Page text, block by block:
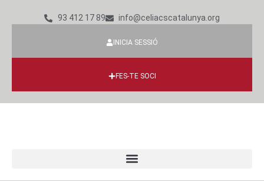
93 412 17 89 info@celiacscatalunya.org
INICIA SESSIÓ
FES-TE SOCI